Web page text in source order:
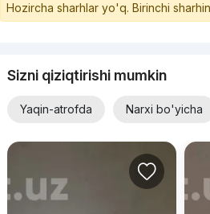
Hozircha sharhlar yo'q. Birinchi
Sizni qiziqtirishi mumkin
Yaqin-atrofda Narxi bo'yicha